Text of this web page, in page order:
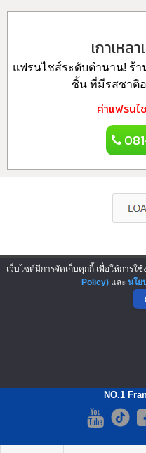
เกาเหล
แฟรนไชส์ระดับตำนาน! ร้า
ชิ้น ที่มีรสชาติ
ค่าแฟรนไ
▲
NO.1
เว็บไซต์มีการจัดเก็บคุกกี้ เพื่อให้การใ
Policy)และ นโย